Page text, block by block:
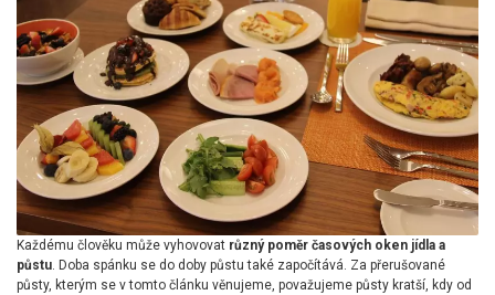
Každému člověku může vyhovovat různý poměr časových oken jídla a
půstu . Doba spánku se do doby půstu také započítává. Za přerušované
půsty, kterým se v tomto článku věnujeme, považujeme půsty kratší, kdy od